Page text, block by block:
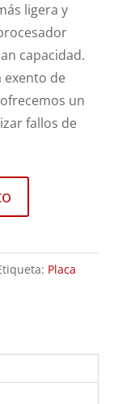
ligera y
capacidad.
exento de
un
fallos de
Placa